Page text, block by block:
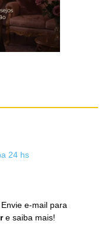
24 hs
e-mail para
e saiba mais!